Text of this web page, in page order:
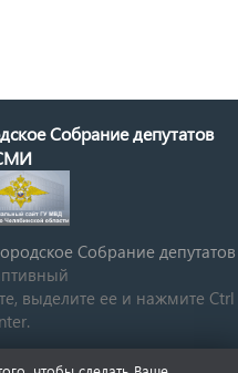
Собрание депутатов
Cобрание депутатов
выделите ее и нажмите Ctrl